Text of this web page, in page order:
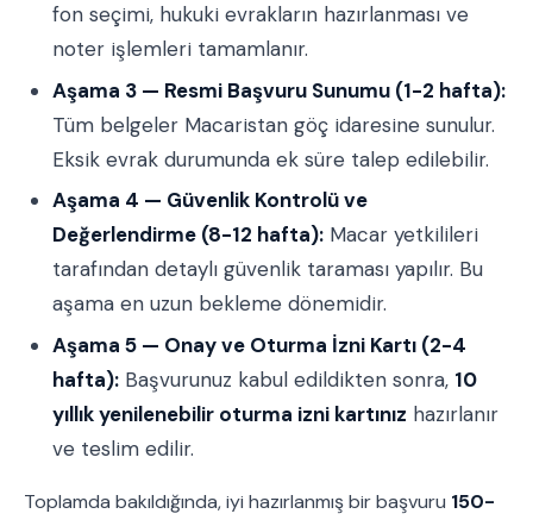
fon seçimi, hukuki evrakların hazırlanması ve
noter işlemleri tamamlanır.
Aşama 3 — Resmi Başvuru Sunumu (1-2 hafta):
Tüm belgeler Macaristan göç idaresine sunulur.
Eksik evrak durumunda ek süre talep edilebilir.
Aşama 4 — Güvenlik Kontrolü ve
Değerlendirme (8-12 hafta): Macar yetkilileri
tarafından detaylı güvenlik taraması yapılır. Bu
aşama en uzun bekleme dönemidir.
Aşama 5 — Onay ve Oturma İzni Kartı (2-4
hafta): Başvurunuz kabul edildikten sonra, 10
yıllık yenilenebilir oturma izni kartınız hazırlanır
ve teslim edilir.
Toplamda bakıldığında, iyi hazırlanmış bir başvuru 150-